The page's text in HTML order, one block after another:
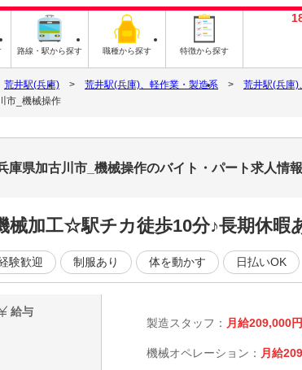
路線・駅から探す 職種から探す 特徴から探す
荒井駅(兵庫) 荒井駅(兵庫)、軽作業・製造系
荒井駅(兵庫)
市_機械操作
県加古川市_機械操作のバイト・パート求人情報
械加工☆駅チカ徒歩10分♪長期休
験歓迎 制服あり 体を動かす 日払いOK
給与
製造スタッフ： 月給209,000
機械オペレーション： 月給